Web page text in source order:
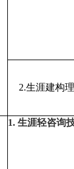
2.生涯建构
1. 生涯轻咨询